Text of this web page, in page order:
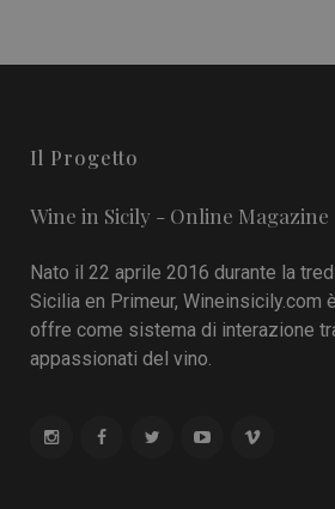
Il Progetto
Wine in Sicily - Online Magazine
Nato il 22 aprile 2016 durante la
Sicilia en Primeur, Wineinsicily.com
offre come sistema di interazione
appassionati del vino.